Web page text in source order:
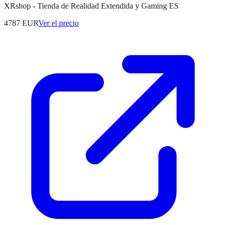
XRshop - Tienda de Realidad Extendida y Gaming ES
4787 EURVer el precio